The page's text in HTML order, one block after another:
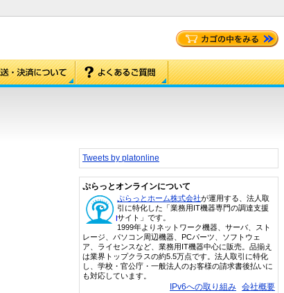
Tweets by platonline
ぷらっとオンラインについて
ぷらっとホーム株式会社が運用する、法人取
引に特化した「業務用IT機器専門の調達支援
サイト」です。
1999年よりネットワーク機器、サーバ、スト
レージ、パソコン周辺機器、PCパーツ、ソフトウェ
ア、ライセンスなど、業務用IT機器中心に販売。品揃え
は業界トップクラスの約5.5万点です。法人取引に特化
し、学校・官公庁・一般法人のお客様の請求書後払いに
も対応しています。
IPv6への取り組み 会社概要